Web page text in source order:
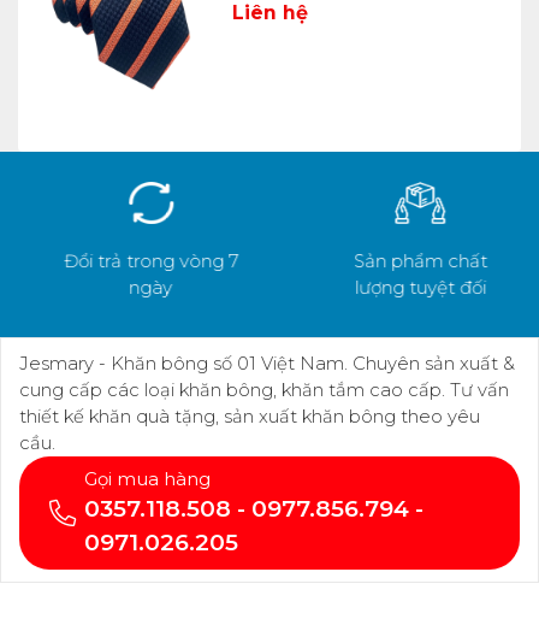
Liên hệ
Đổi trả trong vòng 7
ngày
Sản phẩm chất
lượng tuyệt đối
Jesmary - Khăn bông số 01 Việt Nam. Chuyên sản xuất &
cung cấp các loại khăn bông, khăn tắm cao cấp. Tư vấn
thiết kế khăn quà tặng, sản xuất khăn bông theo yêu
cầu.
Gọi mua hàng
0357.118.508 - 0977.856.794 -
0971.026.205